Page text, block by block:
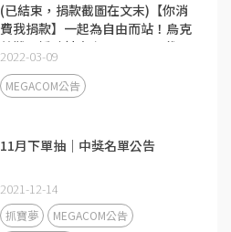
(已結束，捐款截圖在文末)【你消
費我捐款】一起為自由而站！烏克
蘭難民援助計畫 (~2022/3/30截
止)
2022-03-09
MEGACOM公告
11月下單抽｜中獎名單公告
2021-12-14
抓寶夢
MEGACOM公告